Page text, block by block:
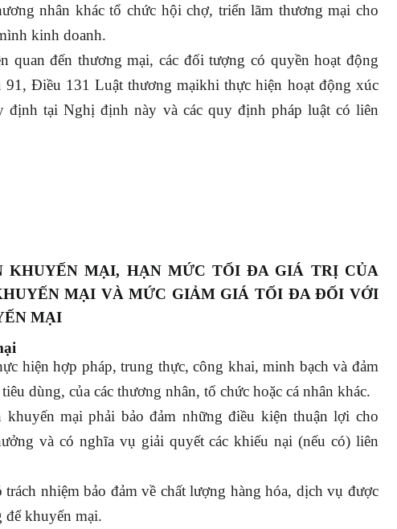
nhân khác tổ chức hội chợ, triển lãm thương mại cho
kinh doanh.
quan đến thương mại, các đối tượng có quyền hoạt động
Điều 131 Luật thương mạikhi thực hiện hoạt động xúc
định tại Nghị định này và các quy định pháp luật có liên
KHUYẾN MẠI, HẠN MỨC TỐI ĐA GIÁ TRỊ CỦA
MẠI VÀ MỨC GIẢM GIÁ TỐI ĐA ĐỐI VỚI
MẠI
hiện hợp pháp, trung thực, công khai, minh bạch và đảm
dùng, của các thương nhân, tổ chức hoặc cá nhân khác.
mại phải bảo đảm những điều kiện thuận lợi cho
và có nghĩa vụ giải quyết các khiếu nại (nếu có) liên
nhiệm bảo đảm về chất lượng hàng hóa, dịch vụ được
để khuyến mại.